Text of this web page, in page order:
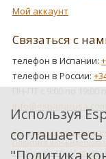
Мой аккаунт
Связаться с
телефон в Испании:
телефон в России:
ПН-ПТ с 9:00 по 19:00
info@espanarusa.com
Соглашение
Политика
Как Google
Используя
соглашаетесь
"Политика